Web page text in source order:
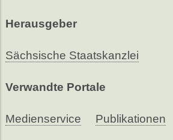
Herausgeber
Sächsische Staatskanzlei
Verwandte Portale
Medienservice Publikationen